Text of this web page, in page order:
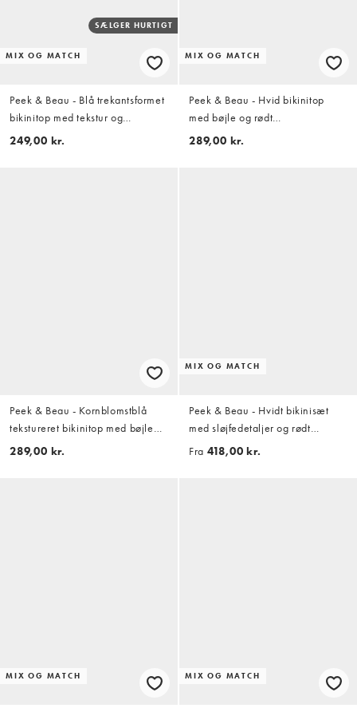
MIX OG MATCH
SÆLGER HURTIGT
Peek & Beau - Blå trekantsformet
bikinitop med tekstur og
bølgekant
249,00 kr.
MIX OG MATCH
Peek & Beau - Hvid bikinitop
med bøjle og rødt
blomstermønster med
289,00 kr.
Peek & Beau - Kornblomstblå
tekstureret bikinitop med bøjle
og muslingekant
289,00 kr.
MIX OG MATCH
Peek & Beau - Hvidt bikinisæt
med sløjfedetaljer og rødt
blomstermønster
Fra 418,00 kr.
MIX OG MATCH MIX OG MATCH